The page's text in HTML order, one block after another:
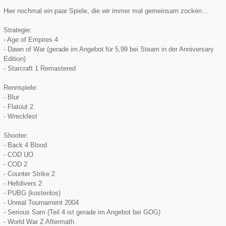
Hier nochmal ein paar Spiele, die wir immer mal gemeinsam zocken...
Strategie:
- Age of Empires 4
- Dawn of War (gerade im Angebot für 5,99 bei Steam in der Anniversary
Edition)
- Starcraft 1 Remastered
Rennspiele:
- Blur
- Flatout 2
- Wreckfest
Shooter:
- Back 4 Blood
- COD UO
- COD 2
- Counter Strike 2
- Helldivers 2
- PUBG (kostenlos)
- Unreal Tournament 2004
- Serious Sam (Teil 4 ist gerade im Angebot bei GOG)
- World War Z Aftermath